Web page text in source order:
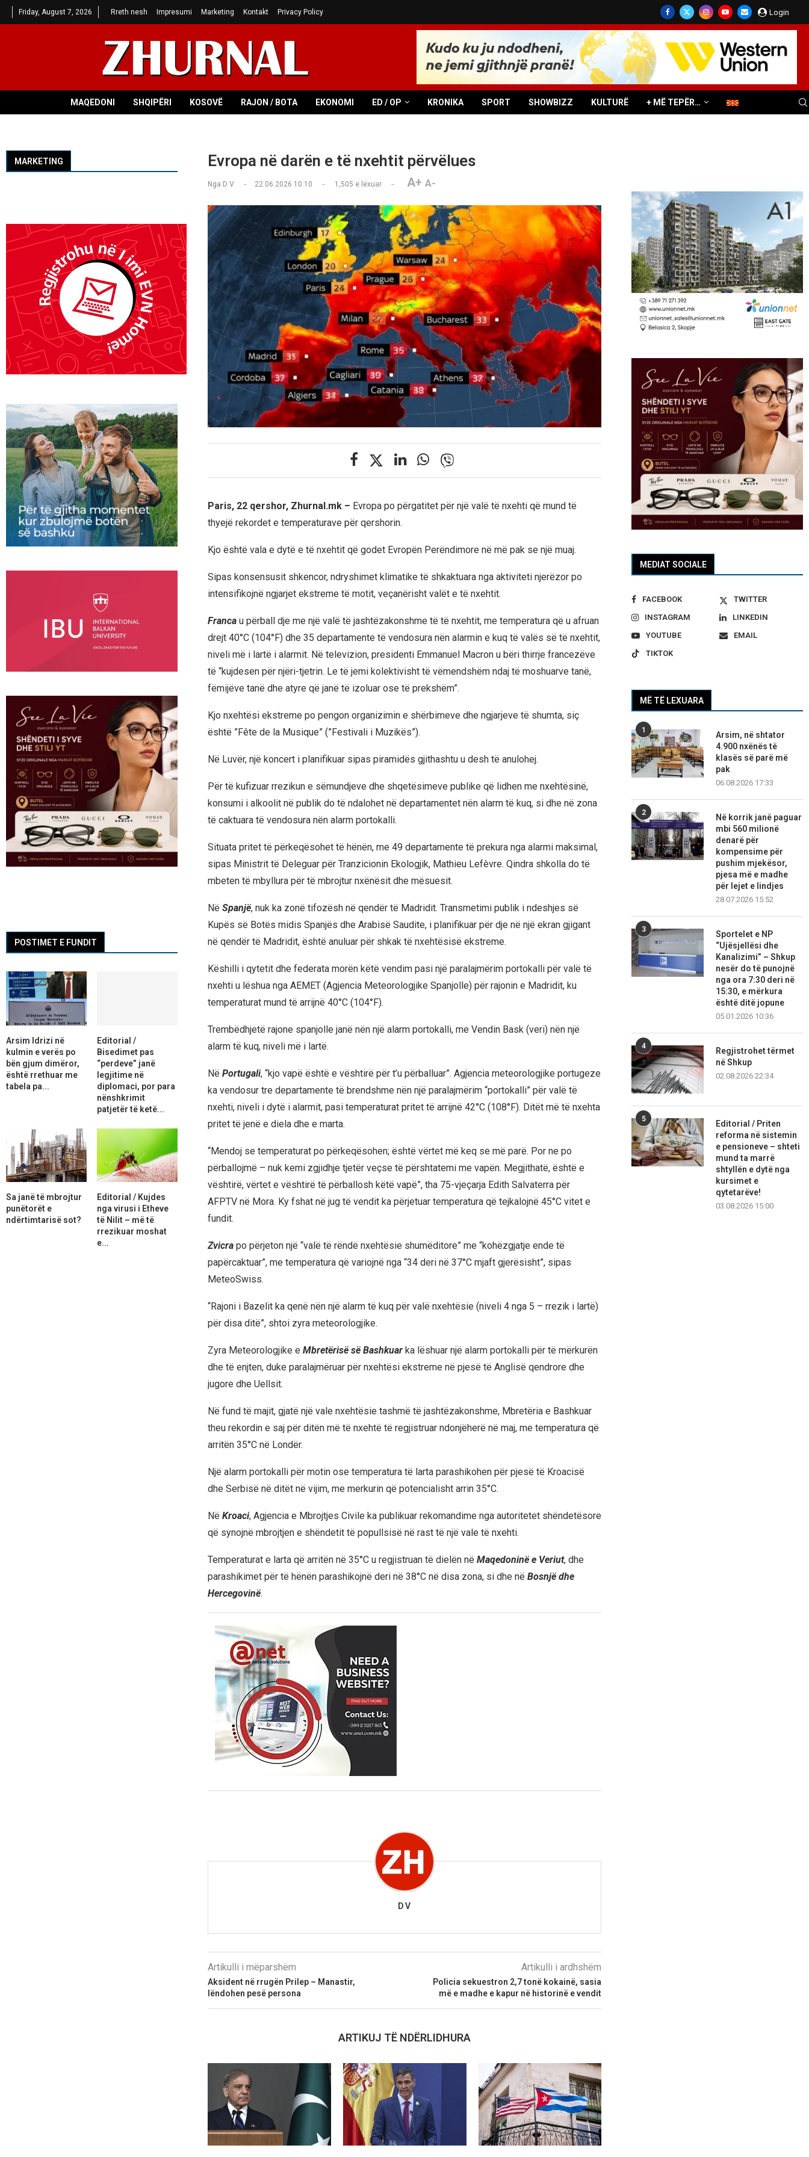
Friday, August 7, 2026 Rreth nesh Impresumi Marketing Kontakt Privacy Policy Login
MAQEDONI SHQIPËRI KOSOVË RAJON / BOTA EKONOMI ED / OP KRONIKA SPORT SHOWBIZZ KULTURË + MË TEPËR…
Evropa në darën e të nxehtit përvëlues
Nga D V 22.06.2026 10:10 1,505 e lexuar A+ A-
Paris, 22 qershor, Zhurnal.mk – Evropa po përgatitet për një valë të nxehti që mund të
thyejë rekordet e temperaturave për qershorin.
Kjo është vala e dytë e të nxehtit që godet Evropën Perëndimore në më pak se një muaj.
Sipas konsensusit shkencor, ndryshimet klimatike të shkaktuara nga aktiviteti njerëzor po
intensifikojnë ngjarjet ekstreme të motit, veçanërisht valët e të nxehtit.
Francau përball dje me një valë të jashtëzakonshme të të nxehtit, me temperatura që u afruan
drejt 40°C (104°F) dhe 35 departamente të vendosura nën alarmin e kuq të valës së të nxehtit,
niveli më i lartë i alarmit. Në televizion, presidenti Emmanuel Macron u bëri thirrje francezëve
të “kujdesen për njëri-tjetrin. Le të jemi kolektivisht të vëmendshëm ndaj të moshuarve tanë,
fëmijëve tanë dhe atyre që janë të izoluar ose të prekshëm”.
Kjo nxehtësi ekstreme po pengon organizimin e shërbimeve dhe ngjarjeve të shumta, siç
është ”Fête de la Musique” (”Festivali i Muzikës”).
Në Luvër, një koncert i planifikuar sipas piramidës gjithashtu u desh të anulohej.
Për të kufizuar rrezikun e sëmundjeve dhe shqetësimeve publike që lidhen me nxehtësinë,
konsumi i alkoolit në publik do të ndalohet në departamentet nën alarm të kuq, si dhe në zona
të caktuara të vendosura nën alarm portokalli.
Situata pritet të përkeqësohet të hënën, me 49 departamente të prekura nga alarmi maksimal,
sipas Ministrit të Deleguar për Tranzicionin Ekologjik, Mathieu Lefèvre. Qindra shkolla do të
mbeten të mbyllura për të mbrojtur nxënësit dhe mësuesit.
Në Spanjë, nuk ka zonë tifozësh në qendër të Madridit. Transmetimi publik i ndeshjes së
Kupës së Botës midis Spanjës dhe Arabisë Saudite, i planifikuar për dje në një ekran gjigant
në qendër të Madridit, është anuluar për shkak të nxehtësisë ekstreme.
Këshilli i qytetit dhe federata morën këtë vendim pasi një paralajmërim portokalli për valë të
nxehti u lëshua nga AEMET (Agjencia Meteorologjike Spanjolle) për rajonin e Madridit, ku
temperaturat mund të arrijnë 40°C (104°F).
Trembëdhjetë rajone spanjolle janë nën një alarm portokalli, me Vendin Bask (veri) nën një
alarm të kuq, niveli më i lartë.
Në Portugali, “kjo vapë është e vështirë për t’u përballuar”. Agjencia meteorologjike portugeze
ka vendosur tre departamente të brendshme nën një paralajmërim “portokalli” për valë të
nxehti, niveli i dytë i alarmit, pasi temperaturat pritet të arrijnë 42°C (108°F). Ditët më të nxehta
pritet të jenë e diela dhe e marta.
“Mendoj se temperaturat po përkeqësohen; është vërtet më keq se më parë. Por ne po
përballojmë – nuk kemi zgjidhje tjetër veçse të përshtatemi me vapën. Megjithatë, është e
vështirë, vërtet e vështirë të përballosh këtë vapë”, tha 75-vjeçarja Edith Salvaterra për
AFPTV në Mora. Ky fshat në jug të vendit ka përjetuar temperatura që tejkalojnë 45°C vitet e
fundit.
Zvicrapo përjeton një “valë të rëndë nxehtësie shumëditore” me “kohëzgjatje ende të
papërcaktuar”, me temperatura që variojnë nga “34 deri në 37°C mjaft gjerësisht”, sipas
MeteoSwiss.
“Rajoni i Bazelit ka qenë nën një alarm të kuq për valë nxehtësie (niveli 4 nga 5 – rrezik i lartë)
për disa ditë”, shtoi zyra meteorologjike.
Zyra Meteorologjike e Mbretërisë së Bashkuarka lëshuar një alarm portokalli për të mërkurën
dhe të enjten, duke paralajmëruar për nxehtësi ekstreme në pjesë të Anglisë qendrore dhe
jugore dhe Uellsit.
Në fund të majit, gjatë një vale nxehtësie tashmë të jashtëzakonshme, Mbretëria e Bashkuar
theu rekordin e saj për ditën më të nxehtë të regjistruar ndonjëherë në maj, me temperatura që
arritën 35°C në Londër.
Një alarm portokalli për motin ose temperatura të larta parashikohen për pjesë të Kroacisë
dhe Serbisë në ditët në vijim, me merkurin që potencialisht arrin 35°C.
Në Kroaci, Agjencia e Mbrojtjes Civile ka publikuar rekomandime nga autoritetet shëndetësore
që synojnë mbrojtjen e shëndetit të popullsisë në rast të një vale të nxehti.
Temperaturat e larta që arritën në 35°C u regjistruan të dielën në Maqedoninë e Veriut, dhe
parashikimet për të hënën parashikojnë deri në 38°C në disa zona, si dhe në Bosnjë dhe
Hercegovinë.
D V
Artikulli i mëparshëm
Aksident në rrugën Prilep – Manastir,
lëndohen pesë persona
Artikulli i ardhshëm
Policia sekuestron 2,7 tonë kokainë, sasia
më e madhe e kapur në historinë e vendit
ARTIKUJ TË NDËRLIDHURA
MEDIAT SOCIALE
FACEBOOK
TWITTER
INSTAGRAM
LINKEDIN
YOUTUBE
EMAIL
TIKTOK
MË TË LEXUARA
1
Arsim, në shtator
4.900 nxënës të
klasës së parë më
pak
06.08.2026 17:33
2
Në korrik janë paguar
mbi 560 milionë
denarë për
kompensime për
pushim mjekësor,
pjesa më e madhe
për lejet e lindjes
28.07.2026 15:52
3
Sportelet e NP
“Ujësjellësi dhe
Kanalizimi” – Shkup
nesër do të punojnë
nga ora 7:30 deri në
15:30, e mërkura
është ditë jopune
05.01.2026 10:36
4
Regjistrohet tërmet
në Shkup
02.08.2026 22:34
5
Editorial / Priten
reforma në sistemin
e pensioneve – shteti
mund ta marrë
shtyllën e dytë nga
kursimet e
qytetarëve!
03.08.2026 15:00
MARKETING
POSTIMET E FUNDIT
Arsim Idrizi në
kulmin e verës po
bën gjum dimëror,
është rrethuar me
tabela pa...
Editorial /
Bisedimet pas
“perdeve” janë
legjitime në
diplomaci, por para
nënshkrimit
patjetër të ketë...
Sa janë të mbrojtur
punëtorët e
ndërtimtarisë sot?
Editorial / Kujdes
nga virusi i Etheve
të Nilit – më të
rrezikuar moshat
e...